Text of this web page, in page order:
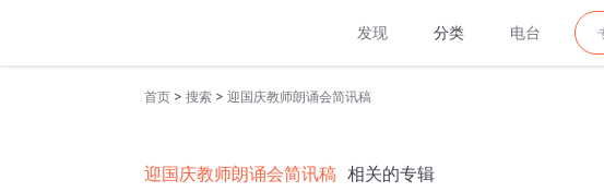
发现 分类 电台
首页 > 搜索 > 迎国庆教师朗诵会简讯稿
迎国庆教师朗诵会简讯稿 相关的专辑